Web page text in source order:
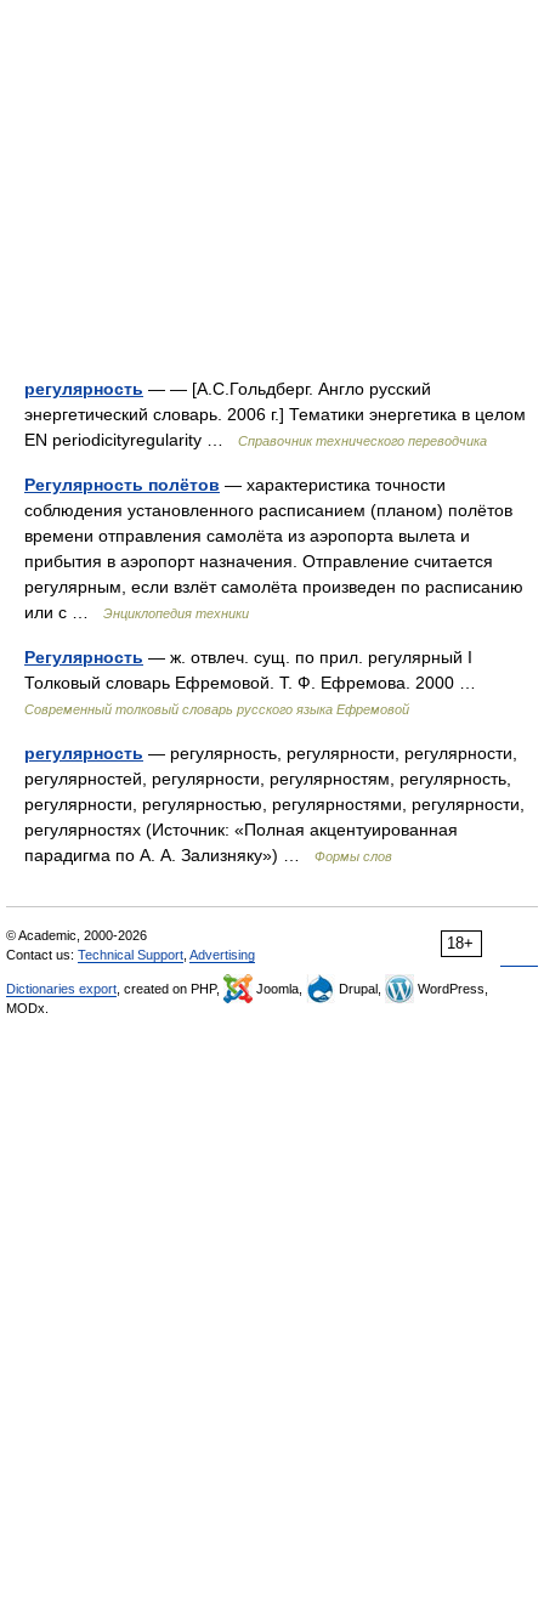
регулярность — — [А.С.Гольдберг. Англо русский
энергетический словарь. 2006 г.] Тематики энергетика в целом
EN periodicityregularity …
Справочник технического переводчика
Регулярность полётов — характеристика точности
соблюдения установленного расписанием (планом) полётов
времени отправления самолёта из аэропорта вылета и
прибытия в аэропорт назначения. Отправление считается
регулярным, если взлёт самолёта произведен по расписанию
или с …
Энциклопедия техники
Регулярность — ж. отвлеч. сущ. по прил. регулярный I
Толковый словарь Ефремовой. Т. Ф. Ефремова. 2000 …
Современный толковый словарь русского языка Ефремовой
регулярность — регулярность, регулярности, регулярности,
регулярностей, регулярности, регулярностям, регулярность,
регулярности, регулярностью, регулярностями, регулярности,
регулярностях (Источник: «Полная акцентуированная
парадигма по А. А. Зализняку») …
Формы слов
18+
© Academic, 2000-2026
Contact us: Technical Support Advertising
Dictionaries export , created on PHP, Joomla, Drupal,
WordPress,
MODx.